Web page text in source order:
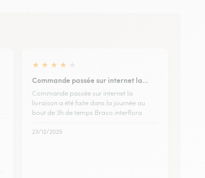
★ ★ ★ ★
Commande passée sur internet la…
Commande passée sur internet la
livraison a été faite dans la journée au
bout de 3h de temps Bravo interflora
23/12/2025